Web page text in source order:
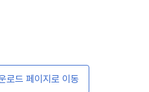
로드 페이지로 이동